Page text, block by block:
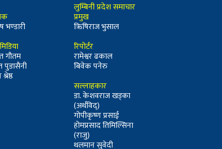
भण्डारी
गौतम
पुडासैनी
लुम्बिनी प्रदेश समाचार
प्रमुख
ऋिषिराज भुसाल
रिपोर्टर
रामेश्वर ढकाल
बिवेक पनेरु
सल्लाहकार
डा. केशवराज खड्का
(अर्थविद्)
गोपीकृष्ण प्रसाई
होमप्रसाद तिमिल्सिना
(राजु)
थलमान सुवेदी